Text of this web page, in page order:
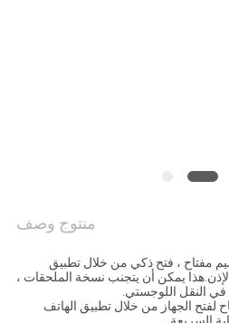
منتوج وصف
مفتاح ، فتح ذكي من خلال تطبيق
يمكن أن يتجنب نسخة الملحقات ،
النقل اللوجستي.
لفتح الجهاز من خلال تطبيق الهاتف